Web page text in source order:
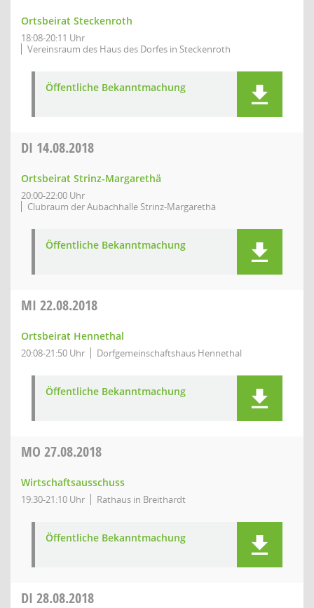
Ortsbeirat Steckenroth
18:08-20:11 Uhr
Vereinsraum des Haus des Dorfes in Steckenroth
Öffentliche Bekanntmachung
DI 14.08.2018
Ortsbeirat Strinz-Margarethä
20:00-22:00 Uhr
Clubraum der Aubachhalle Strinz-Margarethä
Öffentliche Bekanntmachung
MI 22.08.2018
Ortsbeirat Hennethal
20:08-21:50 Uhr Dorfgemeinschaftshaus Hennethal
Öffentliche Bekanntmachung
MO 27.08.2018
Wirtschaftsausschuss
19:30-21:10 Uhr Rathaus in Breithardt
Öffentliche Bekanntmachung
DI 28.08.2018